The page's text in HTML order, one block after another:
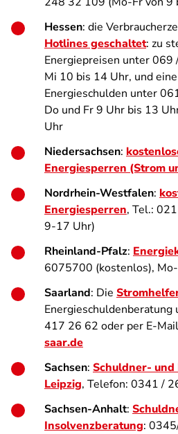
Hessen: die
Hotlines geschaltet: zu
Energiepreisen unter
Mi 10 bis 14 Uhr, und
Energieschulden unter
Do und Fr 9 Uhr bis 13
Uhr
Niedersachsen:
Energiesperren (Strom
Nordrhein-Westfalen:
Energiesperren, Tel.:
9-17 Uhr)
Rheinland-Pfalz:
6075700 (kostenlos),
Saarland: Die
417 26 62 oder per E-
saar.de
Sachsen: Schuldner-
Leipzig, Telefon: 0341 /
Sachsen-Anhalt:
Insolvenzberatung: